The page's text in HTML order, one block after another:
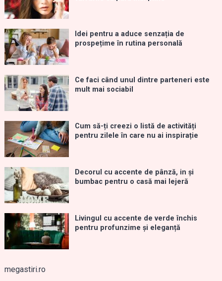
Idei pentru a aduce senzația de
prospețime în rutina personală
Ce faci când unul dintre parteneri este
mult mai sociabil
Cum să-ți creezi o listă de activități
pentru zilele în care nu ai inspirație
Decorul cu accente de pânză, in și
bumbac pentru o casă mai lejeră
Livingul cu accente de verde închis
pentru profunzime și eleganță
megastiri.ro